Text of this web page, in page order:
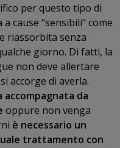
per questo tipo di
cause “sensibili” come
riassorbita senza
giorno. Di fatti, la
non deve allertare
accorge di averla.
accompagnata da
oppure non venga
è necessario un
trattamento con